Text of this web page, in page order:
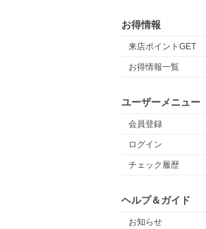
お得情報
来店ポイントGET
お得情報一覧
ユーザーメニュー
会員登録
ログイン
チェック履歴
ヘルプ＆ガイド
お知らせ